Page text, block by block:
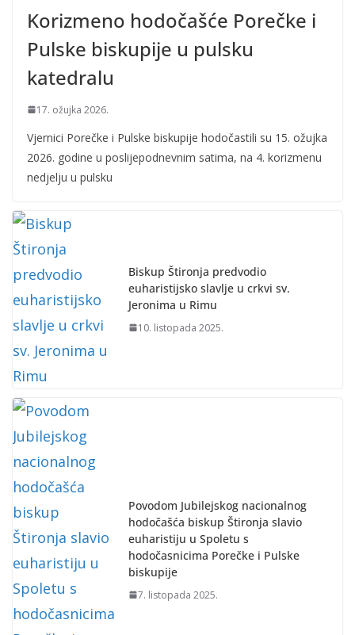
Korizmeno hodočašće Porečke i
Pulske biskupije u pulsku
katedralu
17. ožujka 2026.
Vjernici Porečke i Pulske biskupije hodočastili su 15. ožujka
2026. godine u poslijepodnevnim satima, na 4. korizmenu
nedjelju u pulsku
Biskup Štironja predvodio
euharistijsko slavlje u crkvi sv.
Jeronima u Rimu
10. listopada 2025.
Povodom Jubilejskog nacionalnog
hodočašća biskup Štironja slavio
euharistiju u Spoletu s
hodočasnicima Porečke i Pulske
biskupije
7. listopada 2025.